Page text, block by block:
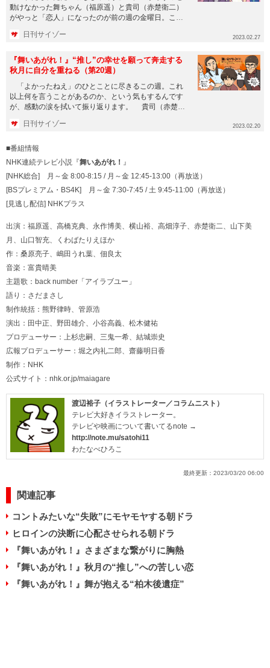
動けなかった舞ちゃん（福原遥）と貴司（赤楚衛二）
がやっと「恋人」になったのが前の週の金曜日。これ
日刊サイゾー 2023.02.27
『舞いあがれ！』“推し”の幸せを願って奔走する
秋月に自分を重ねる（第20週）
「よかったねえ」のひとことに尽きるこの週。これ
以上何を言うことがあるのか、という気もするんです
が、感動の涙を拭いて振り返ります。 貴司（赤楚衛
日刊サイゾー 2023.02.20
■番組情報
NHK連続テレビ小説『舞いあがれ！ 』
[NHK総合] 月～金 8:00-8:15 / 月～金 12:45-13:00（再放送）
[BSプレミアム・BS4K] 月～金 7:30-7:45 / 土 9:45-11:00（再放送）
[見逃し配信] NHKプラス
出演：福原遥、高橋克典、永作博美、横山裕、高畑淳子、赤楚衛二、山下美
月、山口智充、くわばたりえほか
作：桑原亮⼦、嶋田うれ葉、佃良太
音楽：富貴晴美
主題歌：back number「アイラブユー」
語り：さだまさし
制作統括：熊野律時、管原浩
演出：田中正、野田雄介、小谷高義、松木健祐
プロデューサー：上杉忠嗣、三鬼一希、結城崇史
広報プロデューサー：堀之内礼二郎、齋藤明日香
制作：NHK
公式サイト： nhk.or.jp/maiagare
渡辺裕子（イラストレーター／コラムニスト）
テレビ大好きイラストレーター。
テレビや映画について書いてるnote →
http://note.mu/satohi11
わたなべひろこ
最終更新： 2023/03/20 06:00
関連記事
コントみたいな“失敗”にモヤモヤする朝ドラ
ヒロインの決断に心配させられる朝ドラ
『舞いあがれ！』さまざまな繋がりに胸熱
『舞いあがれ！』秋月の“推し”への苦しい恋
『舞いあがれ！』舞が抱える“柏木後遺症”